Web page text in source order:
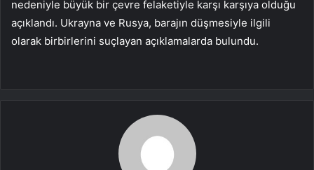
nedeniyle büyük bir çevre felaketiyle karşı karşıya olduğu
açıklandı. Ukrayna ve Rusya, barajın düşmesiyle ilgili
olarak birbirlerini suçlayan açıklamalarda bulundu.